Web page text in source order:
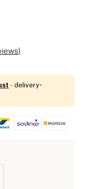
)
· delivery-